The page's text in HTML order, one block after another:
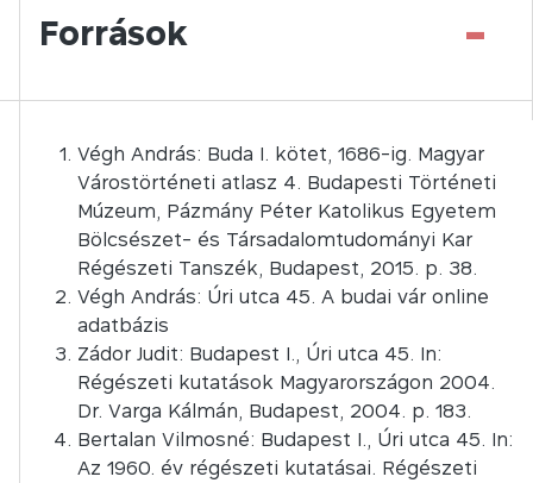
Források -
Végh András: Buda I. kötet, 1686-ig. Magyar
Várostörténeti atlasz 4. Budapesti Történeti
Múzeum, Pázmány Péter Katolikus Egyetem
Bölcsészet- és Társadalomtudományi Kar
Régészeti Tanszék, Budapest, 2015. p. 38.
Végh András: Úri utca 45. A budai vár online
adatbázis
Zádor Judit: Budapest I., Úri utca 45. In:
Régészeti kutatások Magyarországon 2004.
Dr. Varga Kálmán, Budapest, 2004. p. 183.
Bertalan Vilmosné: Budapest I., Úri utca 45. In:
Az 1960. év régészeti kutatásai. Régészeti